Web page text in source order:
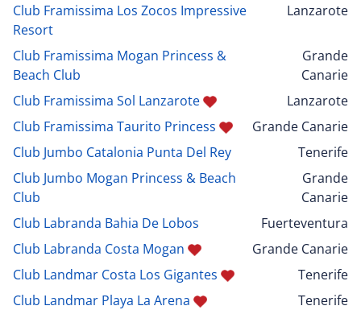
Club Framissima Los Zocos Impressive
Resort
Lanzarote
Club Framissima Mogan Princess &
Beach Club
Grande
Canarie
Club Framissima Sol Lanzarote
Lanzarote
Club Framissima Taurito Princess
Grande Canarie
Club Jumbo Catalonia Punta Del Rey
Tenerife
Club Jumbo Mogan Princess & Beach
Club
Grande
Canarie
Club Labranda Bahia De Lobos
Fuerteventura
Club Labranda Costa Mogan
Grande Canarie
Club Landmar Costa Los Gigantes
Tenerife
Club Landmar Playa La Arena
Tenerife